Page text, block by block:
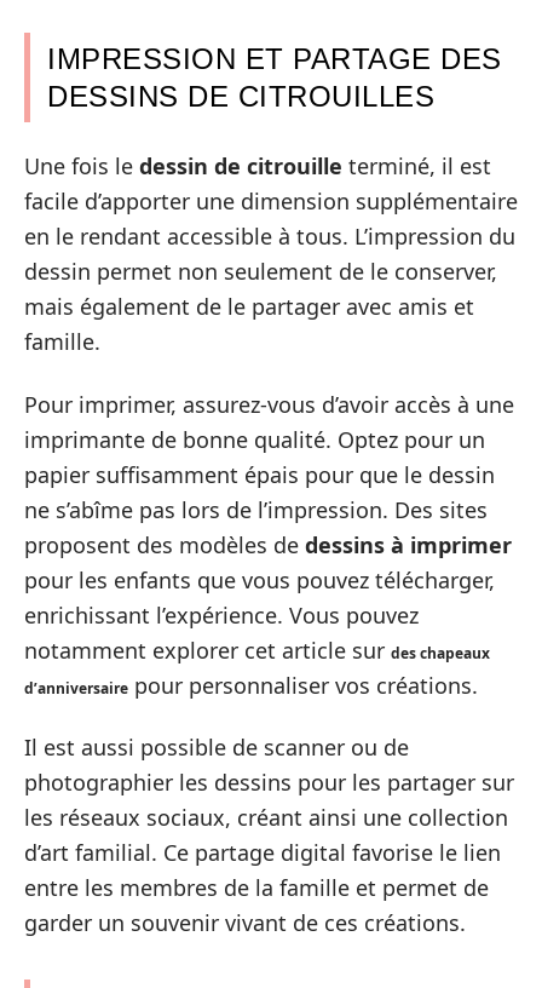
IMPRESSION ET PARTAGE DES
DESSINS DE CITROUILLES
Une fois le dessin de citrouille terminé, il est
facile d’apporter une dimension supplémentaire
en le rendant accessible à tous. L’impression du
dessin permet non seulement de le conserver,
mais également de le partager avec amis et
famille.
Pour imprimer, assurez-vous d’avoir accès à une
imprimante de bonne qualité. Optez pour un
papier suffisamment épais pour que le dessin
ne s’abîme pas lors de l’impression. Des sites
proposent des modèles de dessins à imprimer
pour les enfants que vous pouvez télécharger,
enrichissant l’expérience. Vous pouvez
notamment explorer cet article sur des chapeaux
d’anniversaire pour personnaliser vos créations.
Il est aussi possible de scanner ou de
photographier les dessins pour les partager sur
les réseaux sociaux, créant ainsi une collection
d’art familial. Ce partage digital favorise le lien
entre les membres de la famille et permet de
garder un souvenir vivant de ces créations.